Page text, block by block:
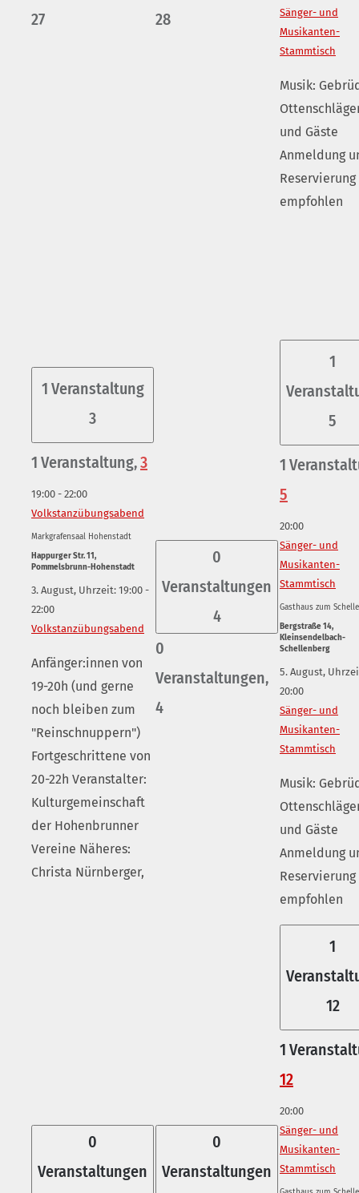
27
28
Sänger- und
Musikanten-
Stammtisch
Musik:
und Gäste
Anmeldung
Reservierung
empfohlen
1 Veranstaltung
3
1 Veranstaltung,3
19:00 - 22:00
Volkstanzübungsabend
Markgrafensaal Hohenstadt
Happurger Str. 11,
Pommelsbrunn-Hohenstadt
3. August, Uhrzeit: 19:00 -
22:00
Volkstanzübungsabend
Anfänger:innen von
19-20h (und gerne
noch bleiben zum
"Reinschnuppern")
Fortgeschrittene von
20-22h Veranstalter:
Kulturgemeinschaft
der Hohenbrunner
Vereine Näheres:
Christa Nürnberger,
0
Veranstaltungen
4
0
Veranstaltungen,
4
1
5
1
5
20:00
Sänger- und
Musikanten-
Stammtisch
Gasthaus zum
Bergstraße 14,
Kleinsendelbach-
Schellenberg
5. August,
20:00
Sänger- und
Musikanten-
Stammtisch
Musik:
und Gäste
Anmeldung
Reservierung
empfohlen
0
Veranstaltungen
0
Veranstaltungen
1
12
1
12
20:00
Sänger- und
Musikanten-
Stammtisch